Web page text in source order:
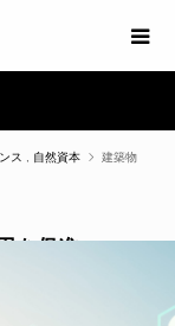
ス 自然資本
建築物
を促進へ